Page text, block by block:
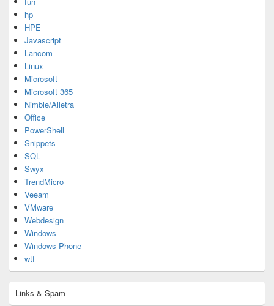
hp
HPE
Javascript
Lancom
Linux
Microsoft
Microsoft 365
Nimble/Alletra
Office
PowerShell
Snippets
SQL
Swyx
TrendMicro
Veeam
VMware
Webdesign
Windows
Windows Phone
wtf
Links & Spam